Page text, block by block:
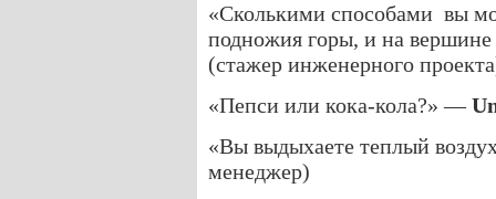
«Сколькими способами вы
подножия горы, и на
(стажер инженерного
«Пепси или кока-кола?» —
«Вы выдыхаете теплый
менеджер)